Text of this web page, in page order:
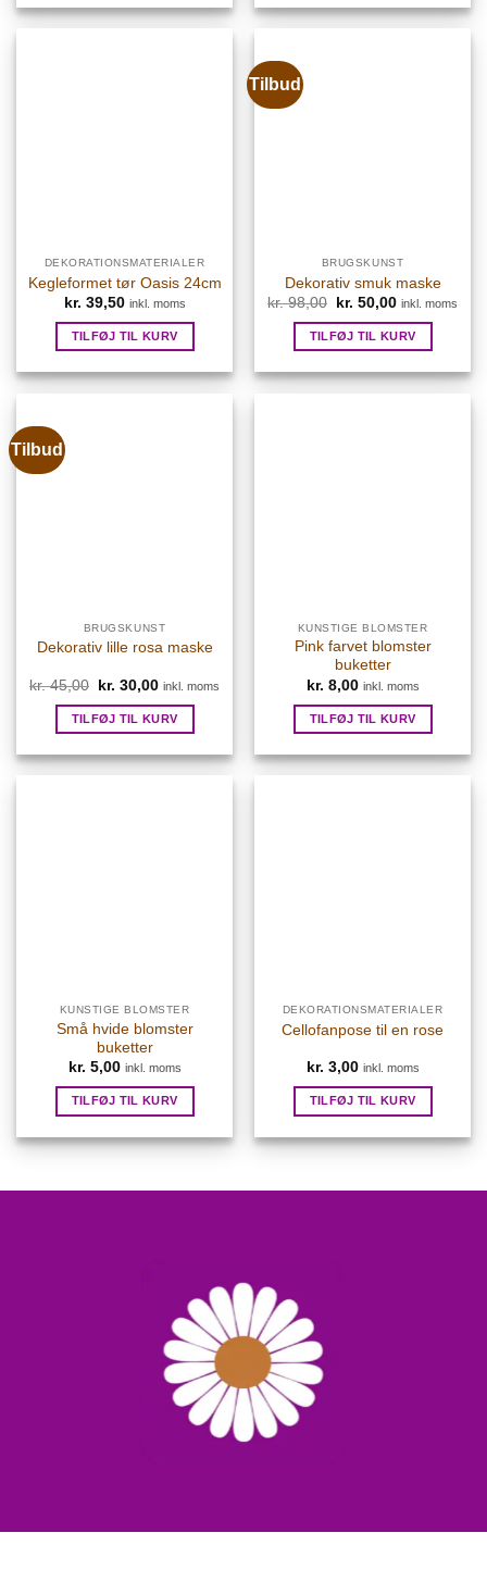
DEKORATIONSMATERIALER
Kegleformet tør Oasis 24cm
kr. 39,50 inkl. moms
TILFØJ TIL KURV
Tilbud
BRUGSKUNST
Dekorativ smuk maske
kr.98,00
Den
pris
var:
kr. 50,00Den
pris
er:
inkl. moms
TILFØJ TIL KURV
Tilbud
BRUGSKUNST
Dekorativ lille rosa maske
kr.45,00
Den
pris
var:
kr. 30,00Den
pris
er:
inkl. moms
TILFØJ TIL KURV
KUNSTIGE BLOMSTER
Pink farvet blomster
buketter
kr. 8,00 inkl. moms
TILFØJ TIL KURV
KUNSTIGE BLOMSTER
Små hvide blomster
buketter
kr. 5,00 inkl. moms
TILFØJ TIL KURV
DEKORATIONSMATERIALER
Cellofanpose til en rose
kr. 3,00 inkl. moms
TILFØJ TIL KURV